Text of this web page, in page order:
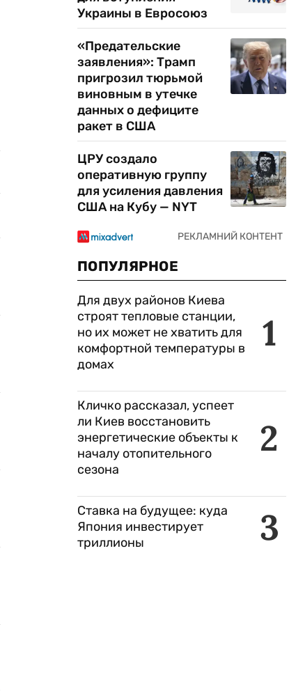
Украины в Евросоюз
«Предательские
заявления»: Трамп
пригрозил тюрьмой
виновным в утечке
данных о дефиците
ракет в США
ЦРУ создало
оперативную группу
для усиления давления
США на Кубу — NYT
ПОПУЛЯРНОЕ
1
Для двух районов Киева
строят тепловые станции,
но их может не хватить для
комфортной температуры в
домах
2
Кличко рассказал, успеет
ли Киев восстановить
энергетические объекты к
началу отопительного
сезона
3
Ставка на будущее: куда
Япония инвестирует
триллионы